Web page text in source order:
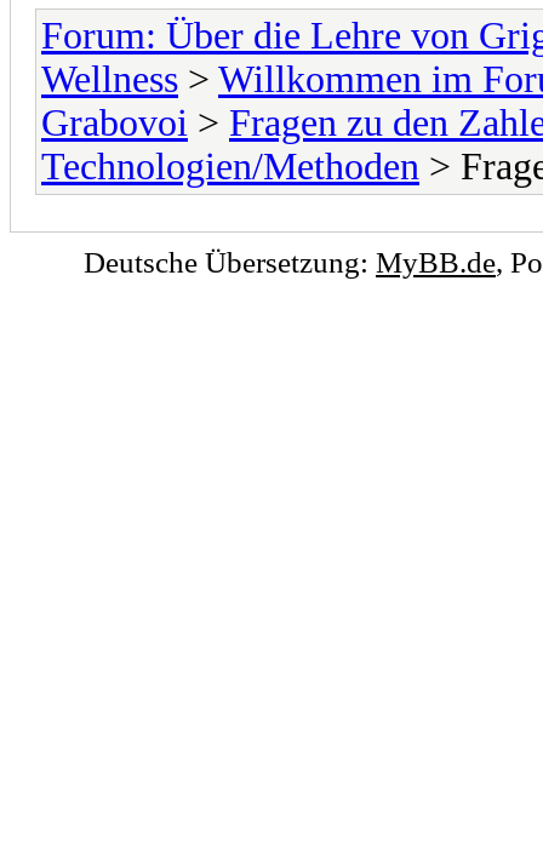
Forum: Über die Lehre von
Wellness > Willkommen im
Grabovoi > Fragen zu den
Technologien/Methoden >
Deutsche Übersetzung: MyBB.de,